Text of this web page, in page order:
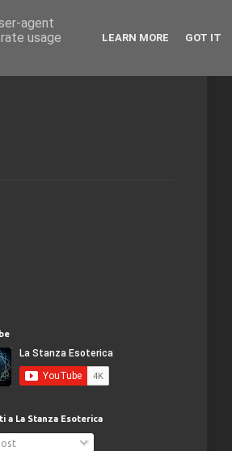
a La Stanza Esoterica
agent
usage
LEARN MORE GOT IT